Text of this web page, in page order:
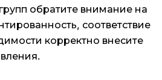
обратите внимание на
соответствие
корректно внесите